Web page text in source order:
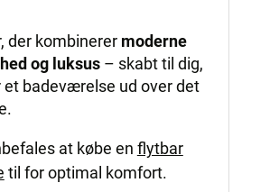
der kombinerer moderne
og luksus– skabt til dig,
et badeværelse ud over det
at købe en flytbar
til for optimal komfort.